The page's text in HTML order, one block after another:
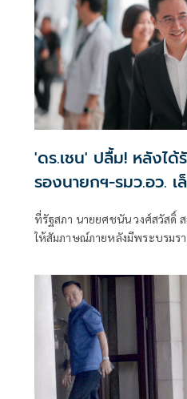
'ดร.เชน' ปลื้ม! หลังได้
รองนายกฯ-รมว.อว.
PM 2.5
ที่รัฐสภา นายยศชนัน วงศ์สวัสดิ์
ให้สัมภาษณ์ภายหลังมีพระบรมรา